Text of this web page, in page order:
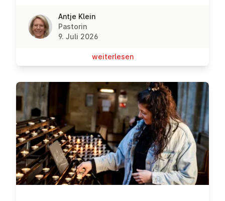
Antje Klein
Pastorin
9. Juli 2026
wei­ter­le­sen